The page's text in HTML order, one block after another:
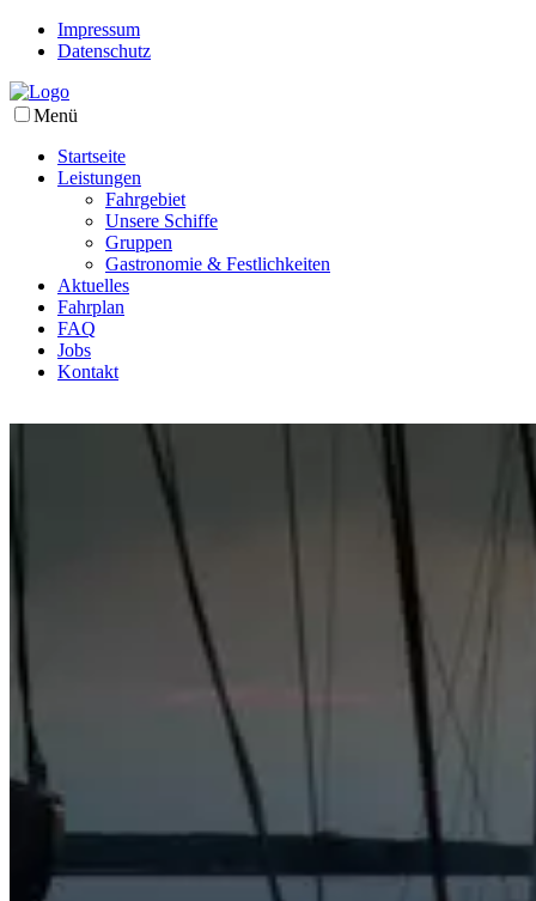
Impressum
Datenschutz
Menü
Startseite
Leistungen
Fahrgebiet
Unsere Schiffe
Gruppen
Gastronomie & Festlichkeiten
Aktuelles
Fahrplan
FAQ
Jobs
Kontakt